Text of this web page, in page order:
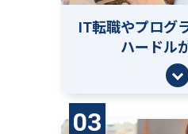
IT転職やプログ
ハードル
03